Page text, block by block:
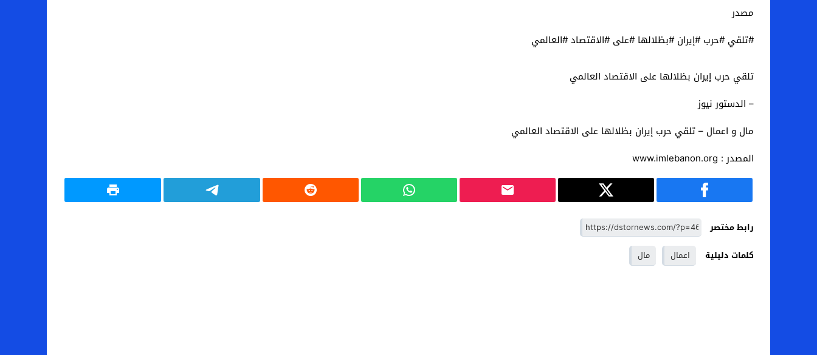
مصدر
#تلقي #حرب #إيران #بظلالها #على #الاقتصاد #العالمي
تلقي حرب إيران بظلالها على الاقتصاد العالمي
– الدستور نيوز
مال و اعمال – تلقي حرب إيران بظلالها على الاقتصاد العالمي
المصدر : www.imlebanon.org
رابط مختصر
كلمات دليلية
اعمال مال